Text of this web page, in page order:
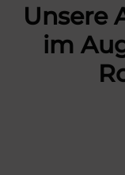
Unsere
im